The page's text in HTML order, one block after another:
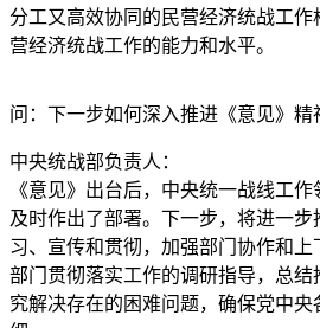
分工又高效协同的民营经济统战工
营经济统战工作的能力和水平。
问：下一步如何深入推进《意见》精
中央统战部负责人：
《意见》出台后，中央统一战线工
及时作出了部署。下一步，将进一
习、宣传和贯彻，加强部门协作和
部门贯彻落实工作的调研指导，总
究解决存在的困难问题，确保党中